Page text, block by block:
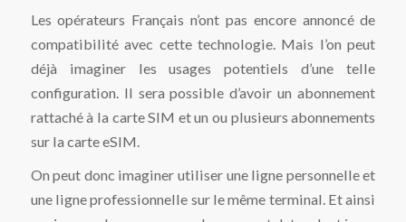
Les opérateurs Français n’ont pas encore annoncé de
compatibilité avec cette technologie. Mais l’on peut
déjà imaginer les usages potentiels d’une telle
configuration. Il sera possible d’avoir un abonnement
rattaché à la carte SIM et un ou plusieurs abonnements
sur la carte eSIM.
On peut donc imaginer utiliser une ligne personnelle et
une ligne professionnelle sur le même terminal. Et ainsi